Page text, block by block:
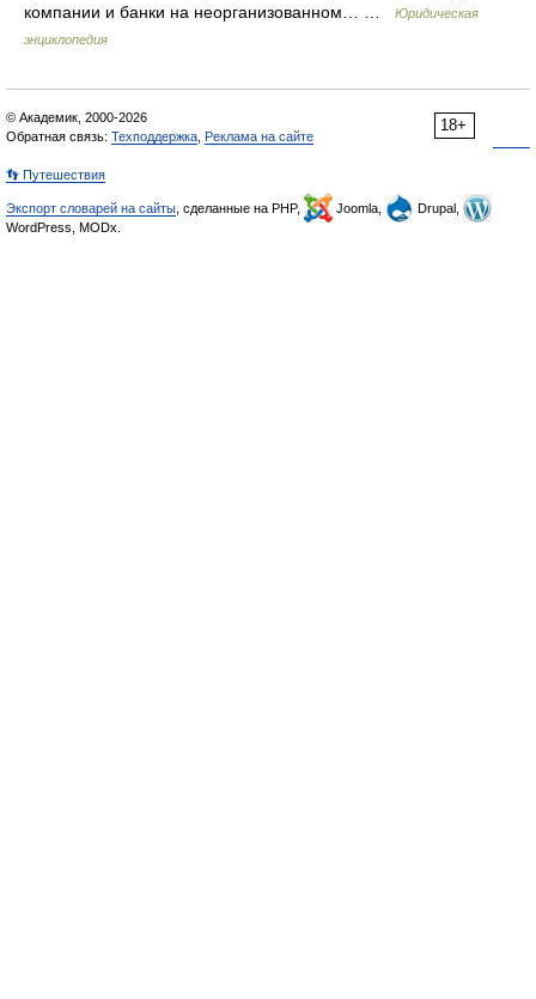
компании и банки на неорганизованном… …
Юридическая
энциклопедия
18+
© Академик, 2000-2026
Обратная связь: Техподдержка Реклама на сайте
👣 Путешествия
Экспорт словарей на сайты , сделанные на PHP, Joomla,
Drupal,
WordPress, MODx.